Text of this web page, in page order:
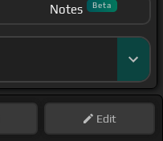
Notes Beta
Edit